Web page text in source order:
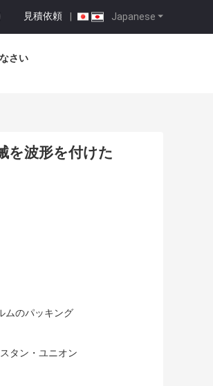
Japanese
見積依頼 |
さい
を波形を付けた
ムのパッキング
タン・ユニオン